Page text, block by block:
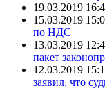
19.03.2019
15.03.2019
по НДС
13.03.2019
пакет
12.03.2019
заявил, что